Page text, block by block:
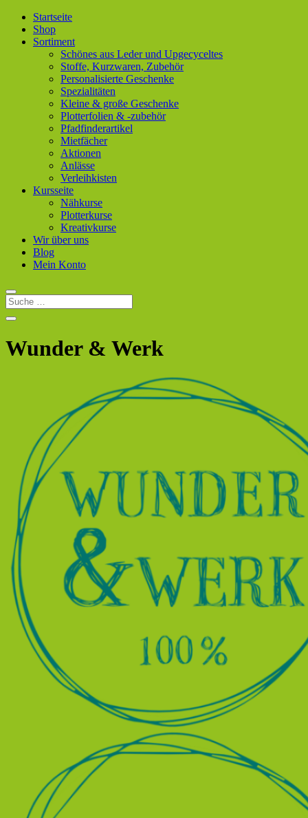
Startseite
Shop
Sortiment
Schönes aus Leder und Upgecyceltes
Stoffe, Kurzwaren, Zubehör
Personalisierte Geschenke
Spezialitäten
Kleine & große Geschenke
Plotterfolien & -zubehör
Pfadfinderartikel
Mietfächer
Aktionen
Anlässe
Verleihkisten
Kursseite
Nähkurse
Plotterkurse
Kreativkurse
Wir über uns
Blog
Mein Konto
Wunder & Werk